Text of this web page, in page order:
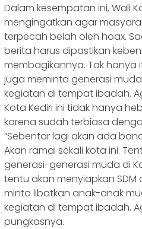
Dalam kesempatan ini, Wali
mengingatkan agar
terpecah belah oleh hoax.
berita harus dipastikan
membagikannya. Tak hanya
juga meminta generasi
kegiatan di tempat ibadah.
Kota Kediri ini tidak hanya
karena sudah terbiasa
“Sebentar lagi akan ada
Akan ramai sekali kota ini.
generasi-generasi muda di
tentu akan menyiapkan SDM
minta libatkan anak-anak
kegiatan di tempat ibadah.
pungkasnya.